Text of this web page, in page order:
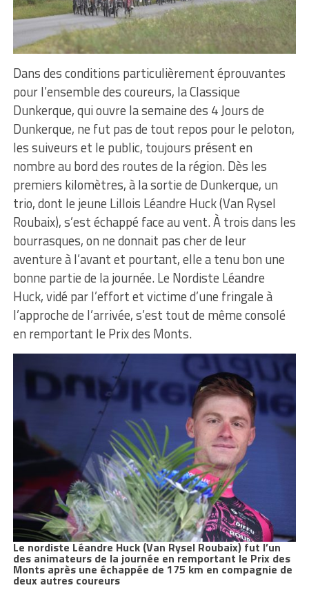
Dans des conditions particulièrement éprouvantes
pour l’ensemble des coureurs, la Classique
Dunkerque, qui ouvre la semaine des 4 Jours de
Dunkerque, ne fut pas de tout repos pour le peloton,
les suiveurs et le public, toujours présent en
nombre au bord des routes de la région. Dès les
premiers kilomètres, à la sortie de Dunkerque, un
trio, dont le jeune Lillois Léandre Huck (Van Rysel
Roubaix), s’est échappé face au vent. À trois dans les
bourrasques, on ne donnait pas cher de leur
aventure à l’avant et pourtant, elle a tenu bon une
bonne partie de la journée. Le Nordiste Léandre
Huck, vidé par l’effort et victime d’une fringale à
l’approche de l’arrivée, s’est tout de même consolé
en remportant le Prix des Monts.
Le nordiste Léandre Huck (Van Rysel Roubaix) fut l’un
des animateurs de la journée en remportant le Prix des
Monts après une échappée de 175 km en compagnie de
deux autres coureurs